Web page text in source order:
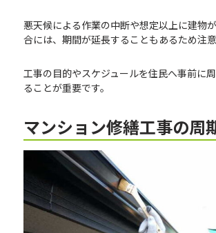
悪天候による作業の中断や想定以上に建物
合には、期間が延長することもあるため注意
工事の目的やスケジュールを住民へ事前に
ることが重要です。
マンション修繕工事の周